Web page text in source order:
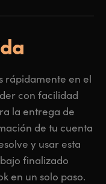
rápidamente en el
con facilidad
la entrega de
de tu cuenta
y usar esta
finalizado
en un solo paso.